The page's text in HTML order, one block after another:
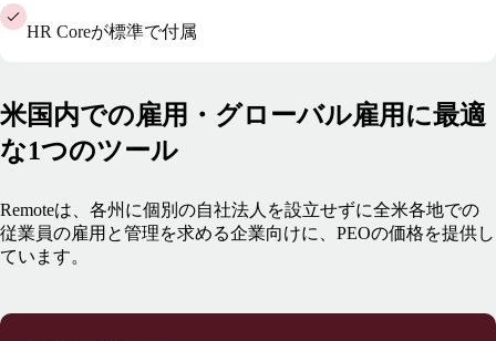
HR Coreが標準で付属
米国内での雇用・グローバル雇用に最適
な1つのツール
Remoteは、各州に個別の自社法人を設立せずに全米各地での
従業員の雇用と管理を求める企業向けに、PEOの価格を提供し
ています。